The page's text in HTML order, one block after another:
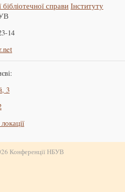
бібліотечної справи Інституту
14
3
Конференції НБУВ